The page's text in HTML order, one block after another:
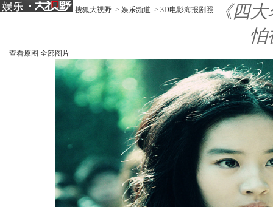
搜狐大视野 > 娱乐频道 > 3D电影海报剧照
《四
怕
查看原图 全部图片